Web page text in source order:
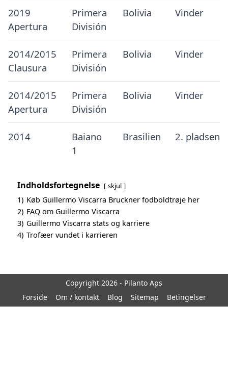
2019
Apertura
Primera
División
Bolivia Vinder
2014/2015
Clausura
Primera
División
Bolivia Vinder
2014/2015
Apertura
Primera
División
Bolivia Vinder
2014
Baiano
1
Brasilien 2. pladsen
Indholdsfortegnelse skjul
1) Køb Guillermo Viscarra Bruckner fodboldtrøje her
2) FAQ om Guillermo Viscarra
3) Guillermo Viscarra stats og karriere
4) Trofæer vundet i karrieren
Copyright 2026 - Pilanto Aps
Forside
Om / kontakt Blog Sitemap Betingelser